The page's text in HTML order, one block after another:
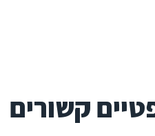
קשורים